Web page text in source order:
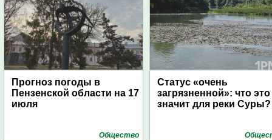
Прогноз погоды в
Пензенской области на 17
июля
Общество
Статус «очень
загрязненной»: что это
значит для реки Суры?